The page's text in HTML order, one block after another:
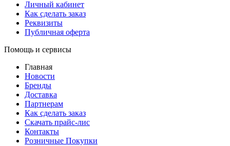
Личный кабинет
Как сделать заказ
Реквизиты
Публичная оферта
Помощь и сервисы
Главная
Новости
Бренды
Доставка
Партнерам
Как сделать заказ
Скачать прайс-лис
Контакты
Розничные Покупки